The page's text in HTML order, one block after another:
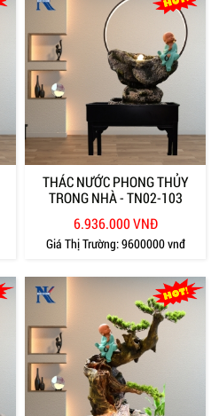
THÁC NƯỚC PHONG THỦY
TRONG NHÀ - TN02-103
6.936.000 VNĐ
Giá Thị Trường:9600000 vnđ